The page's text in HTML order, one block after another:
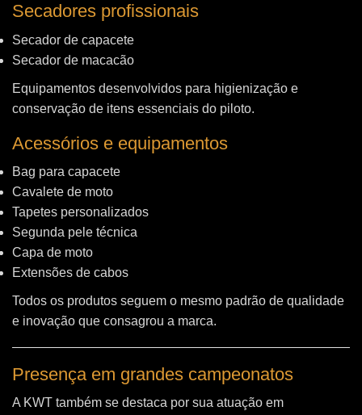
Secadores profissionais
Secador de capacete
Secador de macacão
Equipamentos desenvolvidos para higienização e
conservação de itens essenciais do piloto.
Acessórios e equipamentos
Bag para capacete
Cavalete de moto
Tapetes personalizados
Segunda pele técnica
Capa de moto
Extensões de cabos
Todos os produtos seguem o mesmo padrão de qualidade
e inovação que consagrou a marca.
Presença em grandes campeonatos
A KWT também se destaca por sua atuação em